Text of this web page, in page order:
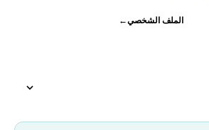
الملف الشخصي←